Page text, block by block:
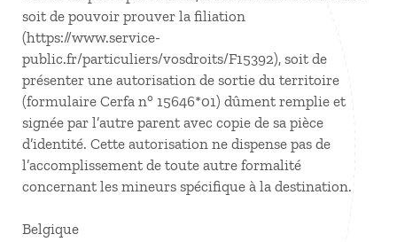
soit de pouvoir prouver la filiation
(https://www.service-
public.fr/particuliers/vosdroits/F15392), soit de
présenter une autorisation de sortie du territoire
(formulaire Cerfa n° 15646*01) dûment remplie et
signée par l’autre parent avec copie de sa pièce
d’identité. Cette autorisation ne dispense pas de
l’accomplissement de toute autre formalité
concernant les mineurs spécifique à la destination.
Belgique